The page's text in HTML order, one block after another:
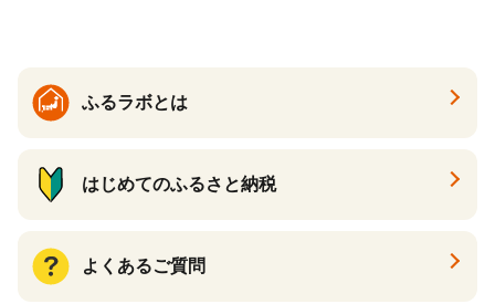
ふるラボとは
はじめてのふるさと納税
よくあるご質問